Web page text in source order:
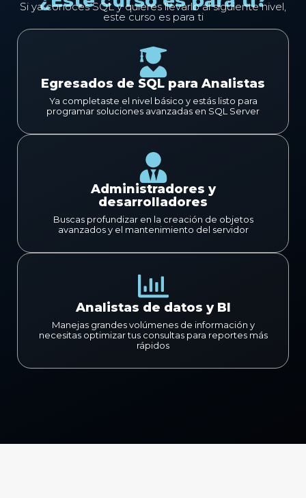
Si ya conoces SQL y quieres llevarlo al siguiente nivel,
este curso es para ti
Egresados de SQL para Analistas
Ya completaste el nivel básico y estás listo para
programar soluciones avanzadas en SQL Server
Administradores y
desarrolladores
Buscas profundizar en la creación de objetos
avanzados y el mantenimiento del servidor
Analistas de datos y BI
Manejas grandes volúmenes de información y
necesitas optimizar tus consultas para reportes más
rápidos